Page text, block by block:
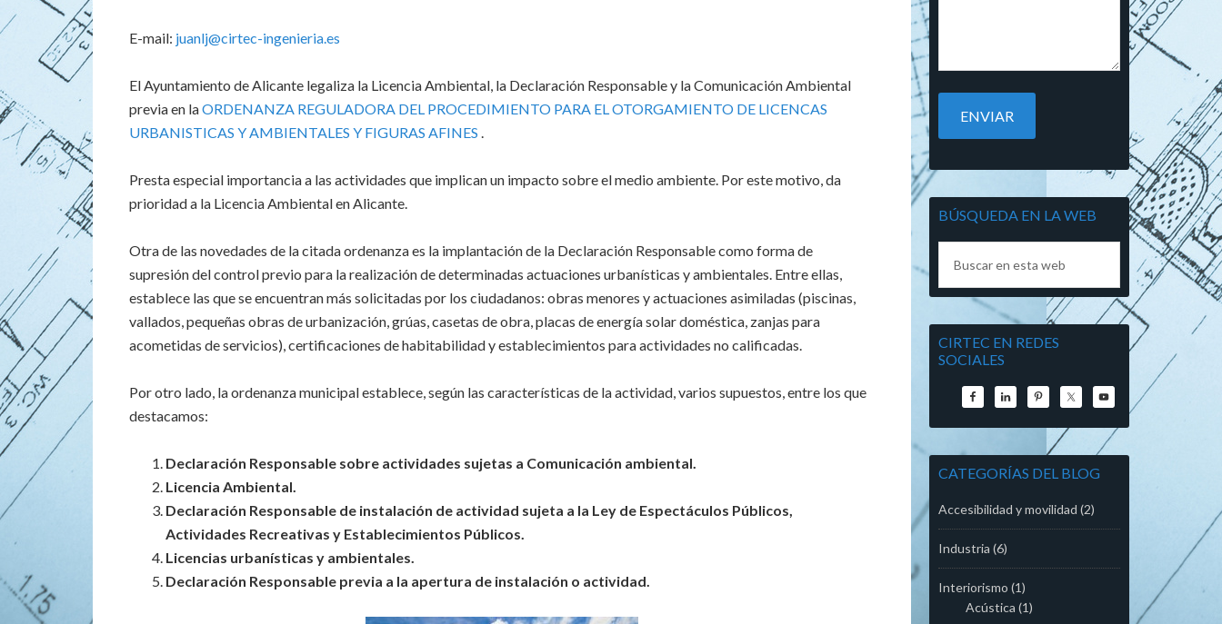
E-mail: juanlj@cirtec-ingenieria.es
El Ayuntamiento de Alicante legaliza la Licencia Ambiental, la Declaración Responsable y la Comunicación Ambiental
previa en laORDENANZA REGULADORA DEL PROCEDIMIENTO PARA EL OTORGAMIENTO DE LICENCAS
URBANISTICAS Y AMBIENTALES Y FIGURAS AFINES .
Presta especial importancia a las actividades que implican un impacto sobre el medio ambiente. Por este motivo, da
prioridad a la Licencia Ambiental en Alicante.
Otra de las novedades de la citada ordenanza es la implantación de la Declaración Responsable como forma de
supresión del control previo para la realización de determinadas actuaciones urbanísticas y ambientales. Entre ellas,
establece las que se encuentran más solicitadas por los ciudadanos: obras menores y actuaciones asimiladas (piscinas,
vallados, pequeñas obras de urbanización, grúas, casetas de obra, placas de energía solar doméstica, zanjas para
acometidas de servicios), certificaciones de habitabilidad y establecimientos para actividades no calificadas.
Por otro lado, la ordenanza municipal establece, según las características de la actividad, varios supuestos, entre los que
destacamos:
Declaración Responsable sobre actividades sujetas a Comunicación ambiental.
Licencia Ambiental.
Declaración Responsable de instalación de actividad sujeta a la Ley de Espectáculos Públicos,
Actividades Recreativas y Establecimientos Públicos.
Licencias urbanísticas y ambientales.
Declaración Responsable previa a la apertura de instalación o actividad.
BÚSQUEDA EN LA WEB
CIRTEC EN REDES
SOCIALES
CATEGORÍAS DEL BLOG
Accesibilidad y movilidad (2)
Industria (6)
Interiorismo (1)
Acústica (1)